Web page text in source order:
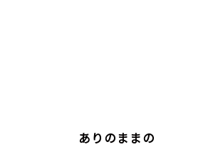
ありのままの